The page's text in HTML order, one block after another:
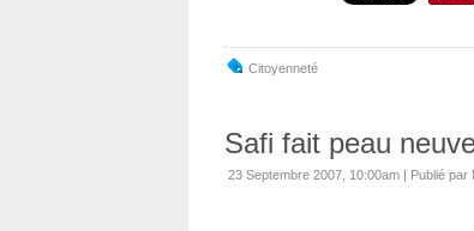
Citoyenneté
Safi fait peau
23 Septembre 2007, 10:00am | Publié par